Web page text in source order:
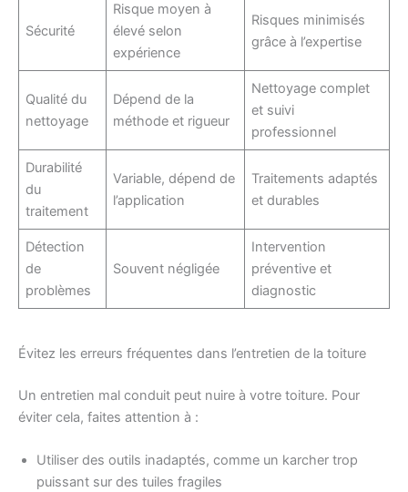
Sécurité
Risque moyen à
élevé selon
expérience
Risques minimisés
grâce à l’expertise
Qualité du
nettoyage
Dépend de la
méthode et rigueur
Nettoyage complet
et suivi
professionnel
Durabilité
du
traitement
Variable, dépend de
l’application
Traitements adaptés
et durables
Détection
de
problèmes
Souvent négligée
Intervention
préventive et
diagnostic
Évitez les erreurs fréquentes dans l’entretien de la toiture
Un entretien mal conduit peut nuire à votre toiture. Pour
éviter cela, faites attention à :
Utiliser des outils inadaptés, comme un karcher trop
puissant sur des tuiles fragiles